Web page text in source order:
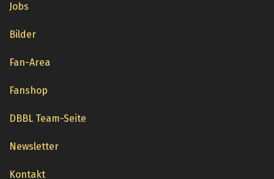
Jobs
Bilder
Fan-Area
Fanshop
DBBL Team-Seite
Newsletter
Kontakt